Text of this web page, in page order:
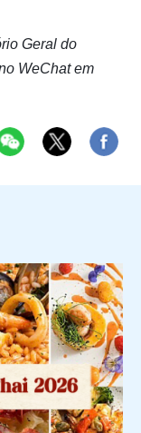
Geral do
WeChat em